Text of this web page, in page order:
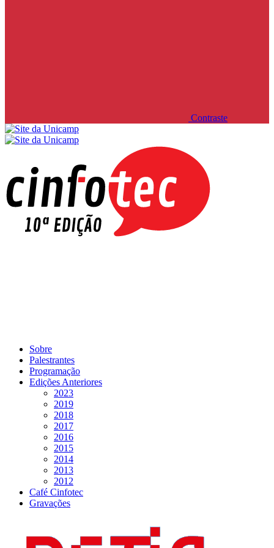
Contraste
Sobre
Palestrantes
Programação
Edições Anteriores
2023
2019
2018
2017
2016
2015
2014
2013
2012
Café Cinfotec
Gravações